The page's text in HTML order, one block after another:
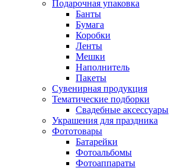
Подарочная упаковка
Банты
Бумага
Коробки
Ленты
Мешки
Наполнитель
Пакеты
Сувенирная продукция
Тематические подборки
Свадебные аксессуары
Украшения для праздника
Фототовары
Батарейки
Фотоальбомы
Фотоаппараты